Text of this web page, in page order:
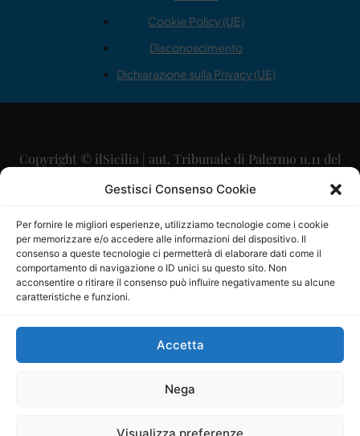
Gestisci Consenso Cookie
Per fornire le migliori esperienze, utilizziamo tecnologie come i cookie
per memorizzare e/o accedere alle informazioni del dispositivo. Il
consenso a queste tecnologie ci permetterà di elaborare dati come il
comportamento di navigazione o ID unici su questo sito. Non
acconsentire o ritirare il consenso può influire negativamente su alcune
caratteristiche e funzioni.
Accetta
Nega
Cookie Policy (UE)
Disconoscimento
Dichiarazione sulla Privacy (UE)
Copyright © ilSicilia | aut. Tribunale di Palermo n.11 del
29/09/2015
Direttore Editoriale: Maurizio Scaglione
Direttore Responsabile: Maria Calabrese
P.IVA: 06334930820
Mercurio Comunicazione Società Cooperativa a r.l. è
iscritta al Registro degli Operatori di Comunicazione al